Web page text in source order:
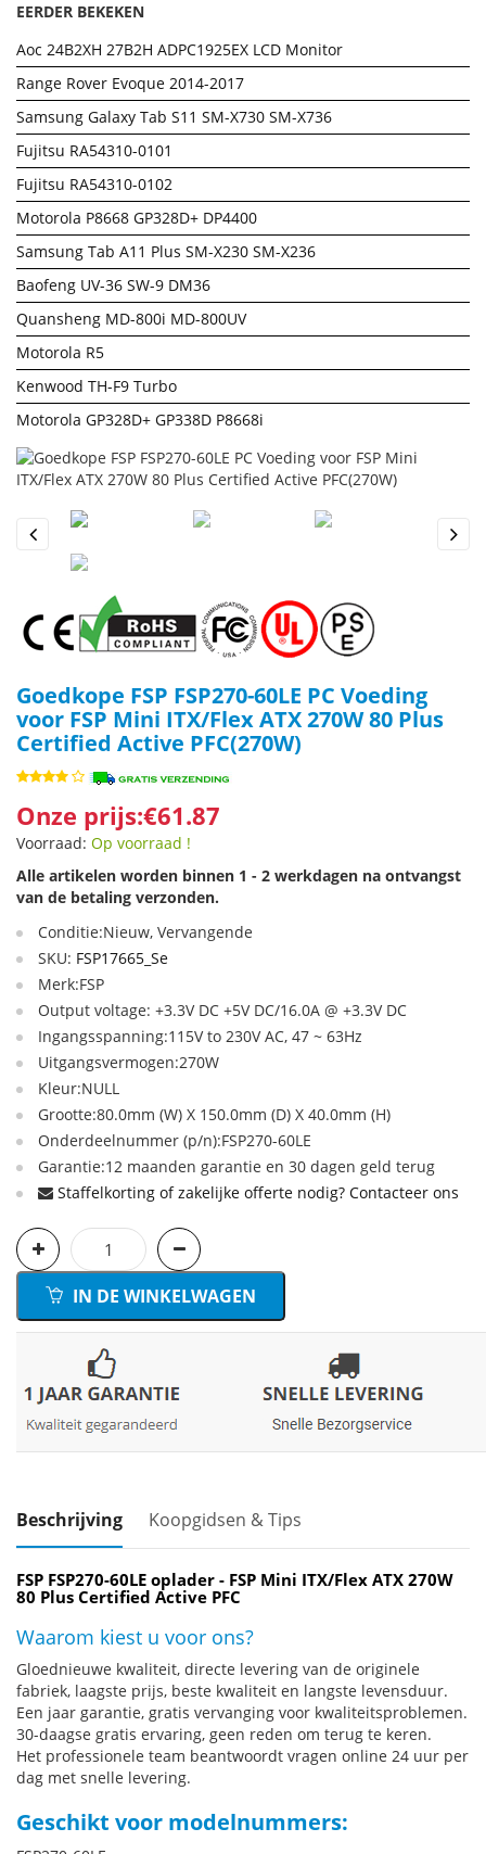
EERDER BEKEKEN
Aoc 24B2XH 27B2H ADPC1925EX LCD Monitor
Range Rover Evoque 2014-2017
Samsung Galaxy Tab S11 SM-X730 SM-X736
Fujitsu RA54310-0101
Fujitsu RA54310-0102
Motorola P8668 GP328D+ DP4400
Samsung Tab A11 Plus SM-X230 SM-X236
Baofeng UV-36 SW-9 DM36
Quansheng MD-800i MD-800UV
Motorola R5
Kenwood TH-F9 Turbo
Motorola GP328D+ GP338D P8668i
Previous
Goedkope FSP FSP270-60LE PC Voeding
voor FSP Mini ITX/Flex ATX 270W 80 Plus
Certified Active PFC(270W)
Onze prijs:€61.87
Voorraad: Op voorraad !
Alle artikelen worden binnen 1 - 2 werkdagen na ontvangst
van de betaling verzonden.
Conditie:Nieuw, Vervangende
SKU: FSP17665_Se
Merk:FSP
Output voltage: +3.3V DC +5V DC/16.0A @ +3.3V DC
Ingangsspanning:115V to 230V AC, 47 ~ 63Hz
Uitgangsvermogen:270W
Kleur:NULL
Grootte:80.0mm (W) X 150.0mm (D) X 40.0mm (H)
Onderdeelnummer (p/n):FSP270-60LE
Garantie:12 maanden garantie en 30 dagen geld terug
Staffelkorting of zakelijke offerte nodig? Contacteer ons
IN DE WINKELWAGEN
Beschrijving Koopgidsen & Tips
FSP FSP270-60LE oplader - FSP Mini ITX/Flex ATX 270W
80 Plus Certified Active PFC
Waarom kiest u voor ons?
Gloednieuwe kwaliteit, directe levering van de originele
fabriek, laagste prijs, beste kwaliteit en langste levensduur.
Een jaar garantie, gratis vervanging voor kwaliteitsproblemen.
30-daagse gratis ervaring, geen reden om terug te keren.
Het professionele team beantwoordt vragen online 24 uur per
dag met snelle levering.
Geschikt voor modelnummers: